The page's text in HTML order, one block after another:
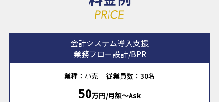
会計システム導入支援
業務フロー設計/BPR
業種：小売 従業員数：30名
50万円/月額〜Ask